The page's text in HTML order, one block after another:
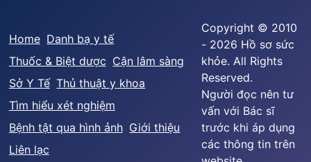
Home Danh bạ y tế
Thuốc & Biệt dược Cận lâm sàng
Sở Y Tế Thủ thuật y khoa
Tìm hiểu xét nghiệm
Bệnh tật qua hình ảnh Giới thiệu
Liên lạc
Copyright © 2010
- 2026 Hồ sơ sức
khỏe. All Rights
Reserved.
Người đọc nên tư
vấn với Bác sĩ
trước khi áp dụng
các thông tin trên